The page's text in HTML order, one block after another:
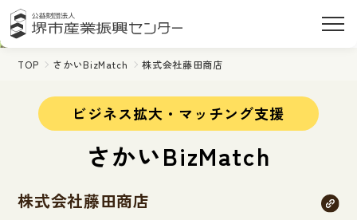
TOP さかいBizMatch 株式会社藤田商店
ビジネス拡大・マッチング支援
さかいBizMatch
株式会社藤田商店